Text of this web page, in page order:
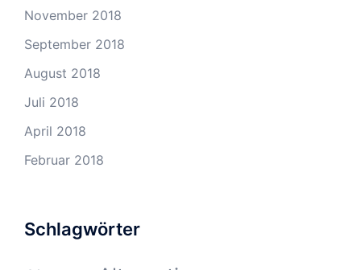
November 2018
September 2018
August 2018
Juli 2018
April 2018
Februar 2018
Schlagwörter